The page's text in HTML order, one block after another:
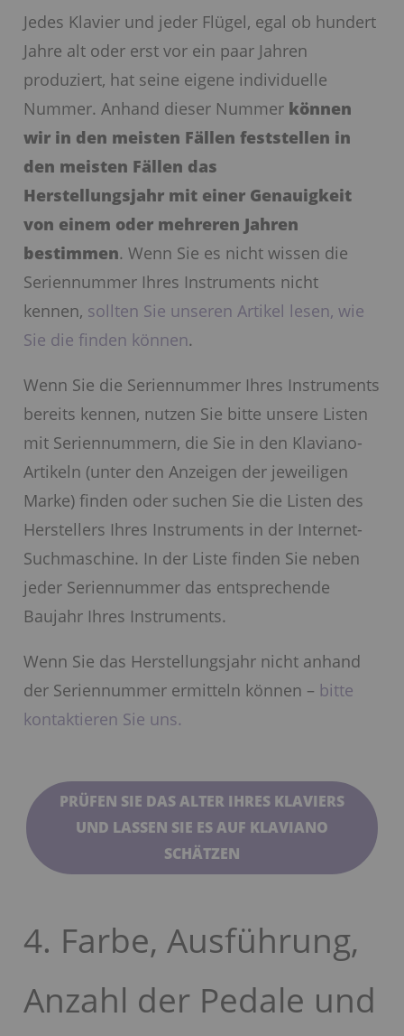
Jedes Klavier und jeder Flügel, egal ob hundert
Jahre alt oder erst vor ein paar Jahren
produziert, hat seine eigene individuelle
Nummer. Anhand dieser Nummer können
wir in den meisten Fällen feststellen in
den meisten Fällen das
Herstellungsjahr mit einer Genauigkeit
von einem oder mehreren Jahren
bestimmen. Wenn Sie es nicht wissen die
Seriennummer Ihres Instruments nicht
kennen, sollten Sie unseren Artikel lesen, wie
Sie die finden können.
Wenn Sie die Seriennummer Ihres Instruments
bereits kennen, nutzen Sie bitte unsere Listen
mit Seriennummern, die Sie in den Klaviano-
Artikeln (unter den Anzeigen der jeweiligen
Marke) finden oder suchen Sie die Listen des
Herstellers Ihres Instruments in der Internet-
Suchmaschine. In der Liste finden Sie neben
jeder Seriennummer das entsprechende
Baujahr Ihres Instruments.
Wenn Sie das Herstellungsjahr nicht anhand
der Seriennummer ermitteln können – bitte
kontaktieren Sie uns.
PRÜFEN SIE DAS ALTER IHRES KLAVIERS
UND LASSEN SIE ES AUF KLAVIANO
SCHÄTZEN
4. Farbe, Ausführung,
Anzahl der Pedale und